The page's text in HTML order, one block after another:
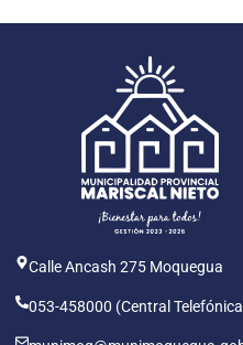
Calle Ancash 275 Moquegua
053-458000 (Central